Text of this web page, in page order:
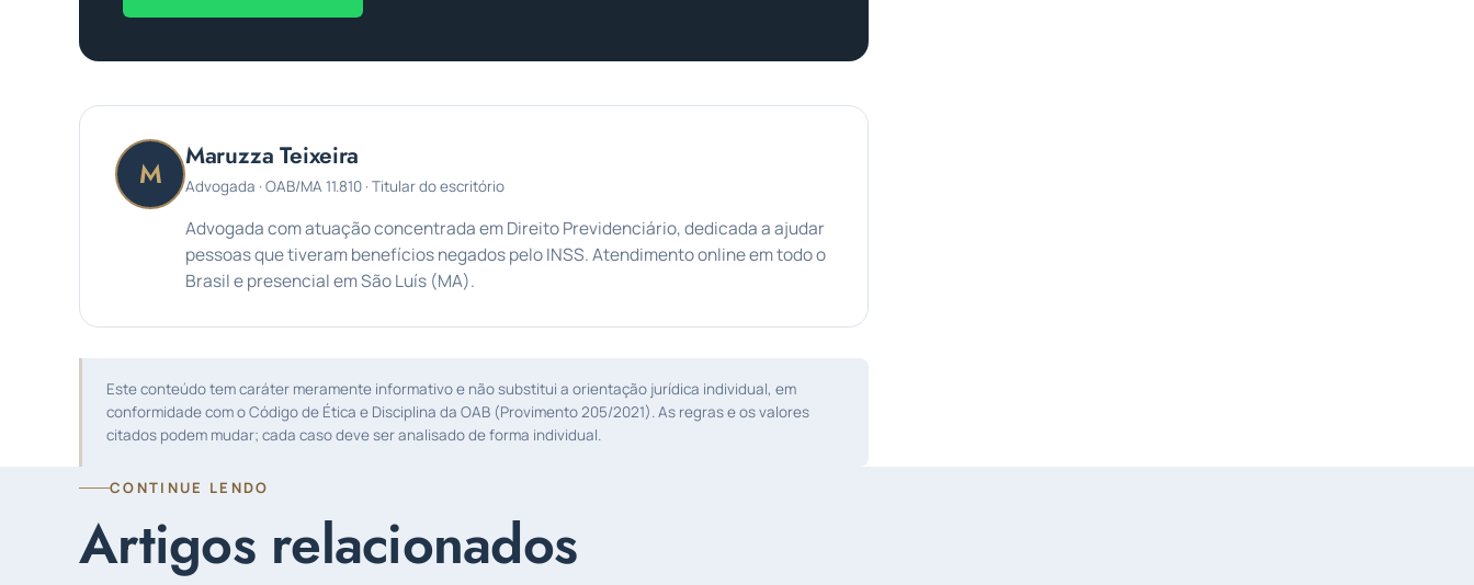
M Maruzza Teixeira
Advogada · OAB/MA 11.810 · Titular do escritório
Advogada com atuação concentrada em Direito Previdenciário, dedicada a ajudar
pessoas que tiveram benefícios negados pelo INSS. Atendimento online em todo o
Brasil e presencial em São Luís (MA).
Este conteúdo tem caráter meramente informativo e não substitui a orientação jurídica individual, em
conformidade com o Código de Ética e Disciplina da OAB (Provimento 205/2021). As regras e os valores
citados podem mudar; cada caso deve ser analisado de forma individual.
CONTINUE LENDO
Artigos relacionados